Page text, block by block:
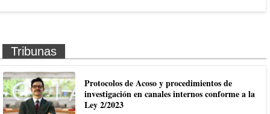
Tribunas
Protocolos de Acoso y procedimientos de
investigación en canales internos conforme a la
Ley 2/2023